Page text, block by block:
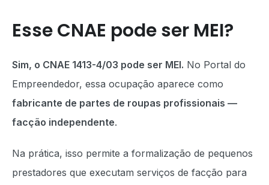
Esse CNAE pode ser MEI?
Sim, o CNAE 1413-4/03 pode ser MEI. No Portal do
Empreendedor, essa ocupação aparece como
fabricante de partes de roupas profissionais —
facção independente.
Na prática, isso permite a formalização de pequenos
prestadores que executam serviços de facção para